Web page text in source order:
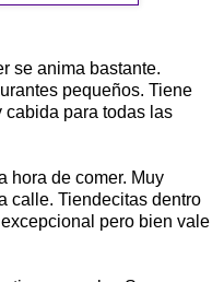
se anima bastante.
pequeños. Tiene
cabida para todas las
hora de comer. Muy
calle. Tiendecitas dentro
pero bien vale